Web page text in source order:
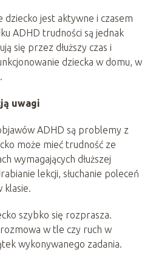
dziecko jest aktywne i czasem
ADHD trudności są jednak
się przez dłuższy czas i
dziecka w domu, w
uwagi
ADHD są problemy z
może mieć trudność ze
wymagających dłuższej
lekcji, słuchanie poleceń
klasie.
szybko się rozprasza.
w tle czy ruch w
wykonywanego zadania.